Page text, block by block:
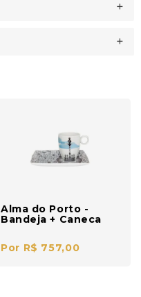
Alma do Porto -
Bandeja + Caneca
Por R$ 757,00